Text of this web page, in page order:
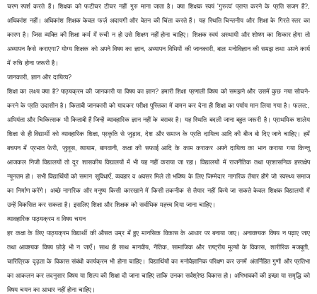
चरण स्पर्श करते हैं। शिक्षक को फटीचर टीचर नहीं गुरु माना जाता है। क्या शिक्षक स्वयं 'गुरुत्व' प्राप्त करने के प्रति सजग हैं?,
अधिकांश नहीं। अधिकांश शिक्षक केवल फर्ज़ अदायगी और वेतन की चिंता करते हैं। यह स्थिति चिन्तनीय और शिक्षा के गिरते स्तर का
कारण है। जिस व्यक्ति की शिक्षा कर्म में रुची न हो उसे शिक्षण नहीं होना चाहिए। शिक्षक स्वयं अस्थायी और शोषण का शिकार होगा तो
अध्यापन कैसे कराएगा? योग्य शिक्षक को अपने विषय का ज्ञान, अध्यापन विधियों की जानकारी, बाल मनोविज्ञान की समझ तथा अपने कार्य
में रुचि होना जरूरी है।
जानकारी, ज्ञान और दायित्व?
शिक्षा का लक्ष्य क्या है? पाठ्यक्रम की जानकारी या विषय का ज्ञान? हमारी शिक्षा प्रणाली विषय को समझने और उसमें कुछ नया सोचने-
करने के प्रति उदासीन है। किताबी जानकारी को यादकर परीक्षा पुस्तिका में वामन कर देना ही शिक्षा का पर्याय मान लिया गया है। फलत:,
अभियंता और चिकित्सक भी किताबी हैं जिन्हें व्यावहारिक ज्ञान नहीं के बराबर है। यह स्थिति बदली जाना बहुत जरूरी है। प्राथमिक शालेय
शिक्षा से ही विद्यार्थी को व्यावहारिक शिक्षा, प्रकृति से जुड़ाव, देश और समाज के प्रति दायित्व आदि की बीज बो दिए जाने चाहिए। हमें
बचपन में प्रभात फेरी, जुलूस, व्यायाम, बागवानी, कक्षा की सफाई आदि के काम कराकर अपने दायित्व का भान कराया गया किन्तु
आजकल निजी विद्यालयों तो दूर शासकीय विद्यालयों में भी यह नहीं कराया जा रहा। विद्यालयों में राजनैतिक तथा प्रशासनिक हस्तक्षेप
न्यूनतम हो। सभी विद्यार्थियों को समान सुविधाएँ, व्यवहार व अवसर मिले तो भविष्य के लिए जिम्मेदार नागरिक तैयार होंगे जो स्वस्थ्य समाज
का निर्माण करेंगे। अच्छे नागरिक और मनुष्य किसी कारखाने में किसी तकनीक से तैयार नहीं किये जा सकते केवल शिक्षक विद्यालयों में
उन्हें विकसित कर सकता है। इसलिए शिक्षा और शिक्षक को सर्वाधिक महत्त्व दिया जाना चाहिए।
व्यावहारिक पाठ्यक्रम व विषय चयन
हर कक्षा के लिए पाठ्यक्रम विद्यार्थी की औसत उम्र में हुए मानसिक विकास के आधार पर बनाया जाए। अनावश्यक विषय न पढ़ाए जाए
तथा आवश्यक विषय छोड़े भी न जाएँ। साथ ही साथ मानवीय, नैतिक, सामाजिक और राष्ट्रीय मूल्यों के विकास, शारीरिक मजबूती,
चारित्रिक दृढ़ता के विकास संबंधी कार्यक्रम भी होना चाहिए। विद्यार्थियों का मनोवैज्ञानिक परिक्षण कर उनमें अंतर्निहित गुणों और प्रतिभा
का आकलन कर तदनुसार विषय या शिल्प की शिक्षा दी जाना चाहिए ताकि उनका सर्वश्रेष्ठ विकास हो। अभिभावकों की इच्छा या समृद्धि को
विषय चयन का आधार नहीं होना चाहिए।